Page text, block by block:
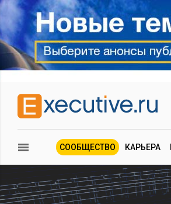
СООБЩЕСТВО КАРЬЕРА